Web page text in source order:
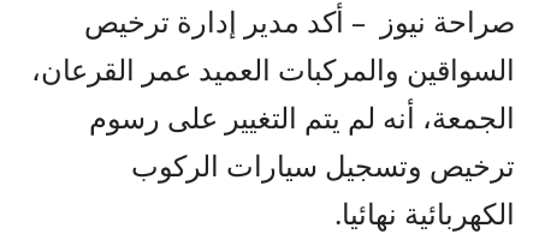
صراحة نيوز – أكد مدير إدارة ترخيص
السواقين والمركبات العميد عمر القرعان،
الجمعة، أنه لم يتم التغيير على رسوم
ترخيص وتسجيل سيارات الركوب
الكهربائية نهائيا.